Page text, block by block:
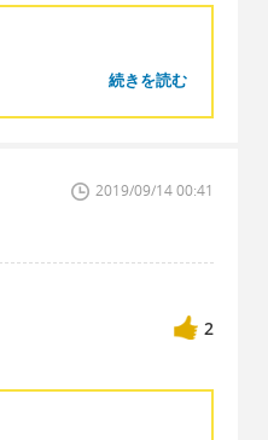
続きを読む
2019/09/14 00:41
2